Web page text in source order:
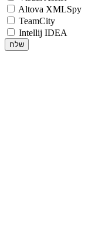
Altova XMLSpy
TeamCity
Intellij IDEA